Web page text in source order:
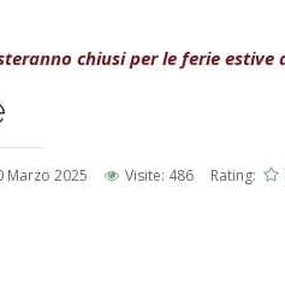
chiusi per le ferie estive
Marzo 2025 Visite: 486 Rating: